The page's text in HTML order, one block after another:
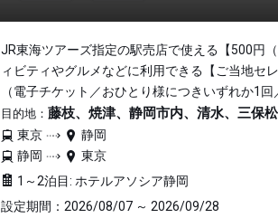
JR東海ツアーズ指定の駅売店で使える【500円
ィビティやグルメなどに利用できる【ご当地セ
（電子チケット／おひとり様につきいずれか1
目的地： 藤枝、焼津、静岡市内、清水、三保
東京
静岡
静岡
東京
1～2泊目: ホテルアソシア静岡
設定期間：2026/08/07 ～ 2026/09/28